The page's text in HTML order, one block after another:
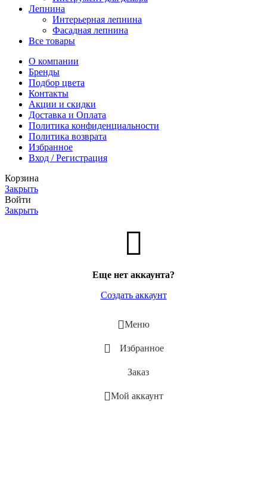
Лепнина
Интерьерная лепнина
Фасадная лепнина
Все товары
О компании
Бренды
Подбор цвета
Контакты
Акции и скидки
Доставка и Оплата
Политика конфиденциальности
Политика возврата
Избранное
Вход / Регистрация
Корзина
Закрыть
Войти
Закрыть
Еще нет аккаунта?
Создать аккаунт
Меню
Избранное
Заказ
Мой аккаунт